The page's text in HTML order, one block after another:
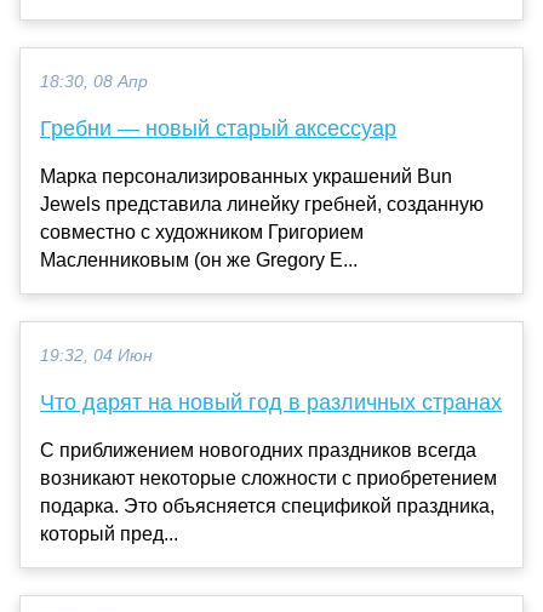
18:30, 08 Апр
Гребни — новый старый аксессуар
Марка персонализированных украшений Bun
Jewels представила линейку гребней, созданную
совместно с художником Григорием
Масленниковым (он же Gregory E...
19:32, 04 Июн
Что дарят на новый год в различных странах
С приближением новогодних праздников всегда
возникают некоторые сложности с приобретением
подарка. Это объясняется спецификой праздника,
который пред...